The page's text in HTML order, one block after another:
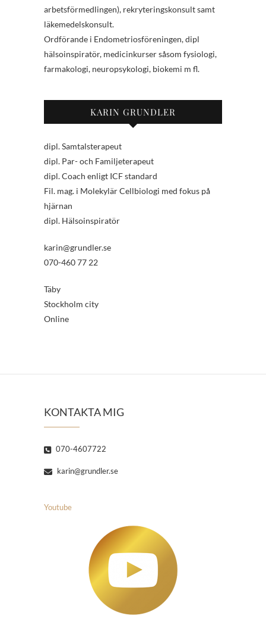
arbetsförmedlingen), rekryteringskonsult samt
läkemedelskonsult.
Ordförande i Endometriosföreningen, dipl
hälsoinspiratör, medicinkurser såsom fysiologi,
farmakologi, neuropsykologi, biokemi m fl.
KARIN GRUNDLER
dipl. Samtalsterapeut
dipl. Par- och Familjeterapeut
dipl. Coach enligt ICF standard
Fil. mag. i Molekylär Cellbiologi med fokus på
hjärnan
dipl. Hälsoinspiratör
karin@grundler.se
070-460 77 22
Täby
Stockholm city
Online
KONTAKTA MIG
070-4607722
karin@grundler.se
Youtube